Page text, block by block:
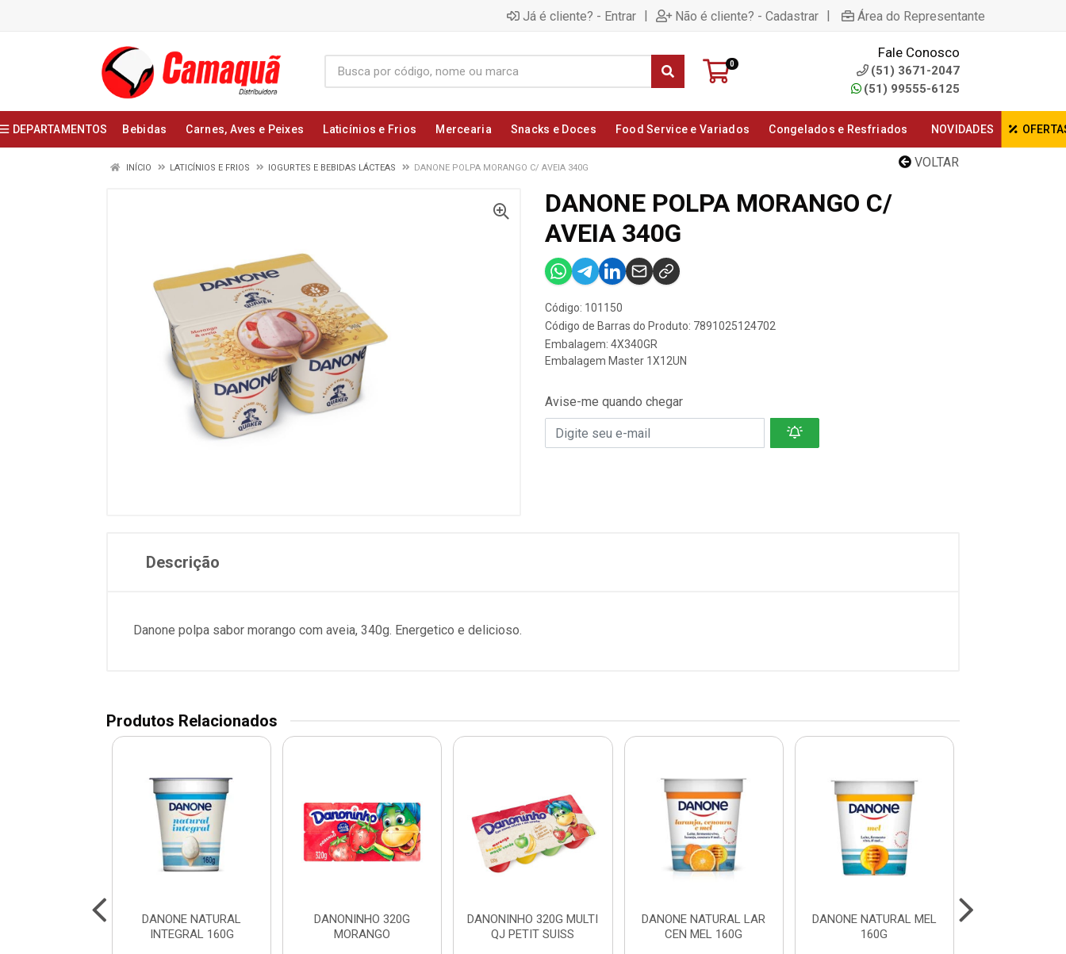
Já é cliente? - Entrar | Não é cliente? - Cadastrar | Área do Representante
0
Fale Conosco
(51) 3671-2047
(51) 99555-6125
DEPARTAMENTOS Bebidas Carnes, Aves e Peixes Laticínios e Frios Mercearia Snacks e Doces Food Service e Variados Congelados e Resfriados NOVIDADES
VOLTAR
INÍCIO LATICÍNIOS E FRIOS IOGURTES E BEBIDAS LÁCTEAS DANONE POLPA MORANGO C/ AVEIA 340G
DANONE POLPA MORANGO C/
AVEIA 340G
Código: 101150
Código de Barras do Produto: 7891025124702
Embalagem: 4X340GR
Embalagem Master 1X12UN
Avise-me quando chegar
Descrição
Danone polpa sabor morango com aveia, 340g. Energetico e delicioso.
Produtos Relacionados
DANONE NATURAL
INTEGRAL 160G
DANONINHO 320G
MORANGO
DANONINHO 320G MULTI
QJ PETIT SUISS
DANONE NATURAL LAR
CEN MEL 160G
DANONE NATURAL MEL
160G